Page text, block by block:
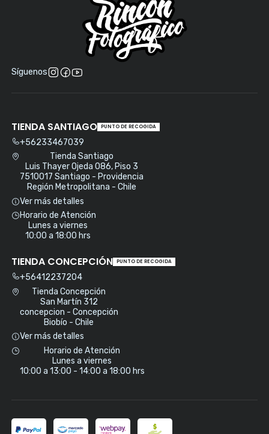
Síguenos
TIENDA SANTIAGO PUNTO DE RECOGIDA
+56233467039
Tienda Santiago
Luis Thayer Ojeda 086, Piso 3
7510017 Santiago - Providencia
Región Metropolitana - Chile
Ver más detalles
Horario de Atención
Lunes a viernes
10:00 a 18:00 hrs
TIENDA CONCEPCIÓN PUNTO DE RECOGIDA
+56412237204
Tienda Concepción
San Martín 312
concepcion - Concepción
Biobío - Chile
Ver más detalles
Horario de Atención
Lunes a viernes
10:00 a 13:00 - 14:00 a 18:00 hrs